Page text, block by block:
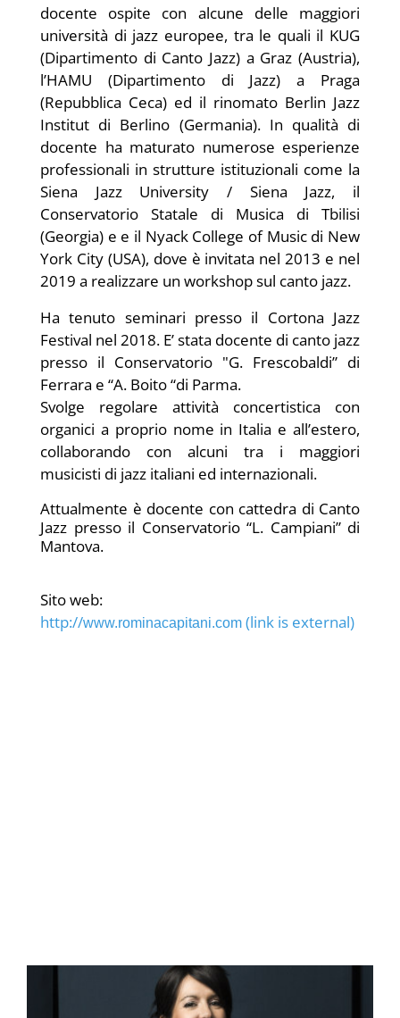
docente ospite con alcune delle maggiori
università di jazz europee, tra le quali il KUG
(Dipartimento di Canto Jazz) a Graz (Austria),
l’HAMU (Dipartimento di Jazz) a Praga
(Repubblica Ceca) ed il rinomato Berlin Jazz
Institut di Berlino (Germania). In qualità di
docente ha maturato numerose esperienze
professionali in strutture istituzionali come la
Siena Jazz University / Siena Jazz, il
Conservatorio Statale di Musica di Tbilisi
(Georgia) e e il Nyack College of Music di New
York City (USA), dove è invitata nel 2013 e nel
2019 a realizzare un workshop sul canto jazz.
Ha tenuto seminari presso il Cortona Jazz
Festival nel 2018. E’ stata docente di canto jazz
presso il Conservatorio "G. Frescobaldi” di
Ferrara e “A. Boito “di Parma.
Svolge regolare attività concertistica con
organici a proprio nome in Italia e all’estero,
collaborando con alcuni tra i maggiori
musicisti di jazz italiani ed internazionali.
Attualmente è docente con cattedra di Canto
Jazz presso il Conservatorio “L. Campiani” di
Mantova.
Sito web:
http://www.rominacapitani.com (link is external)